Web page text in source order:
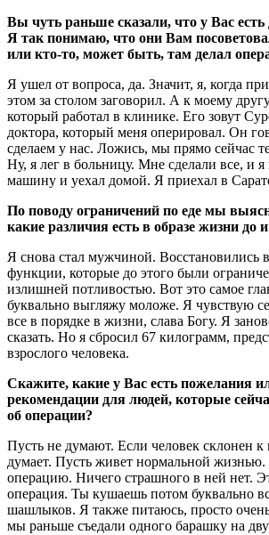
Вы чуть раньше сказали, что у Вас есть
Я так понимаю, что они Вам
или кто-то, может быть, там делал
Я ушел от вопроса, да. Значит, я, когда
этом за столом заговорил. А к моему
который работал в клинике. Его зовут
доктора, который меня оперировал. Он
сделаем у нас. Ложись, мы прямо сейчас
Ну, я лег в больницу. Мне сделали все, и я
машину и уехал домой. Я приехал в
По поводу ограничений по еде мы
какие различия есть в образе жизни до
Я снова стал мужчиной. Восстановились
функции, которые до этого были
излишней потливостью. Вот это самое
буквально выгляжу моложе. Я чувствую
все в порядке в жизни, слава Богу. Я
сказать. Но я сбросил 67 килограмм,
взрослого человека.
Скажите, какие у Вас есть пожелания
рекомендации для людей, которые
об операции?
Пусть не думают. Если человек склонен к
думает. Пусть живет нормальной жизнью.
операцию. Ничего страшного в ней нет.
операция. Ты кушаешь потом буквально
шашлыков. Я также питаюсь, просто
мы раньше съедали одного барашку на